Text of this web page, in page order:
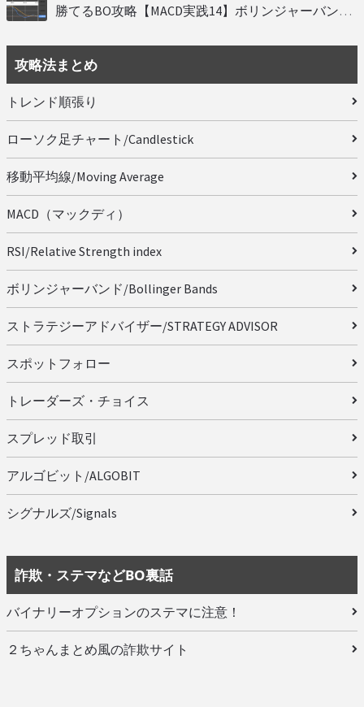
勝てるBO攻略【MACD実践14】ボリンジャーバンドとともに相場を読む
攻略法まとめ
トレンド順張り
ローソク足チャート/Candlestick
移動平均線/Moving Average
MACD（マックディ）
RSI/Relative Strength index
ボリンジャーバンド/Bollinger Bands
ストラテジーアドバイザー/STRATEGY ADVISOR
スポットフォロー
トレーダーズ・チョイス
スプレッド取引
アルゴビット/ALGOBIT
シグナルズ/Signals
詐欺・ステマなどBO裏話
バイナリーオプションのステマに注意！
２ちゃんまとめ風の詐欺サイト